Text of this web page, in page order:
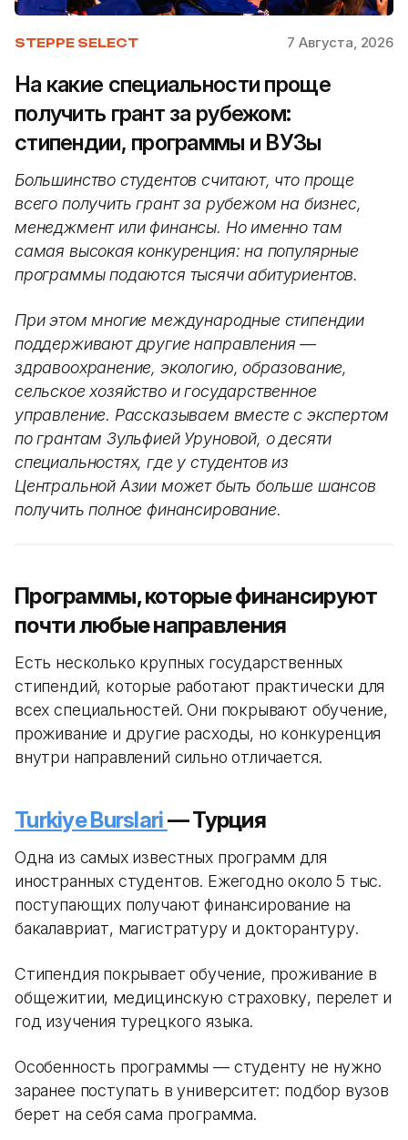
STEPPE SELECT 7 Августа, 2026
На какие специальности проще
получить грант за рубежом:
стипендии, программы и ВУЗы
Большинство студентов считают, что проще
всего получить грант за рубежом на бизнес,
менеджмент или финансы. Но именно там
самая высокая конкуренция: на популярные
программы подаются тысячи абитуриентов.
При этом многие международные стипендии
поддерживают другие направления —
здравоохранение, экологию, образование,
сельское хозяйство и государственное
управление. Рассказываем вместе с экспертом
по грантам Зульфией Уруновой, о десяти
специальностях, где у студентов из
Центральной Азии может быть больше шансов
получить полное финансирование.
Программы, которые финансируют
почти любые направления
Есть несколько крупных государственных
стипендий, которые работают практически для
всех специальностей. Они покрывают обучение,
проживание и другие расходы, но конкуренция
внутри направлений сильно отличается.
Turkiye Burslari— Турция
Одна из самых известных программ для
иностранных студентов. Ежегодно около 5 тыс.
поступающих получают финансирование на
бакалавриат, магистратуру и докторантуру.
Стипендия покрывает обучение, проживание в
общежитии, медицинскую страховку, перелет и
год изучения турецкого языка.
Особенность программы — студенту не нужно
заранее поступать в университет: подбор вузов
берет на себя сама программа.